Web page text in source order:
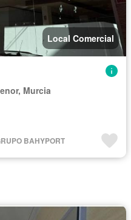
Local Comercial
Murcia
BAHYPORT